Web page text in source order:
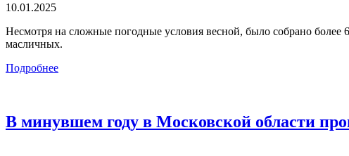
10.01.2025
Несмотря на сложные погодные условия весной, было собрано
масличных.
Подробнее
В минувшем году в Московской области